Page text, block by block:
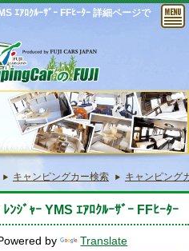
ｴｱﾛｸﾙｰｻﾞｰ FFﾋｰﾀｰ 詳細ページで
キャンピングカー検索 キャンピング
ｼﾞｬｰ YMS ｴｱﾛｸﾙｰｻﾞｰ FFﾋｰﾀｰ
by Translate